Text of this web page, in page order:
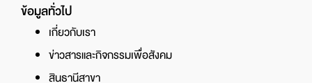
ข้อมูลทั่วไป
เกี่ยวกับเรา
ข่าวสารและกิจกรรมเพื่อสังคม
สินธานีสาขา